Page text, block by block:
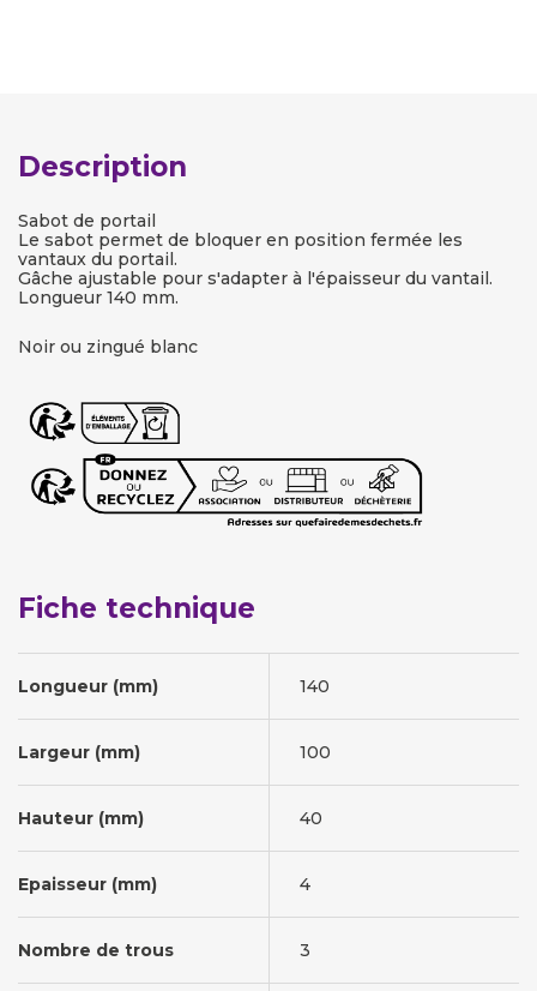
Description
Sabot de portail
Le sabot permet de bloquer en position fermée les
vantaux du portail.
Gâche ajustable pour s'adapter à l'épaisseur du vantail.
Longueur 140 mm.
Noir ou zingué blanc
Fiche technique
Longueur (mm) 140
Largeur (mm) 100
Hauteur (mm) 40
Epaisseur (mm) 4
Nombre de trous 3